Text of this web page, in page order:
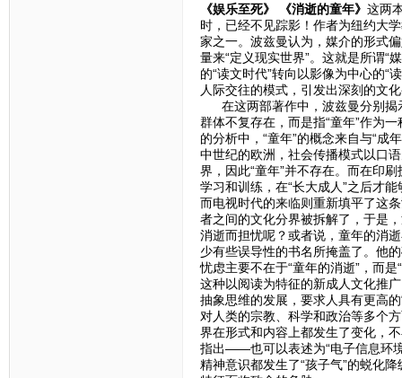
《娱乐至死》 《消逝的童年》 这两
时，已经不见踪影！作者为纽约大
家之一。波兹曼认为，媒介的形式
量来“定义现实世界”。这就是所谓“
的“读文时代”转向以影像为中心的“
人际交往的模式，引发出深刻的文
在这两部著作中，波兹曼分别揭
群体不复存在，而是指“童年”作为
的分析中，“童年”的概念来自与“成
中世纪的欧洲，社会传播模式以口
界，因此“童年”并不存在。而在印
学习和训练，在“长大成人”之后才
而电视时代的来临则重新填平了这
者之间的文化分界被拆解了，于是
消逝而担忧呢？或者说，童年的消
少有些误导性的书名所掩盖了。他
忧虑主要不在于“童年的消逝”，而
这种以阅读为特征的新成人文化推
抽象思维的发展，要求人具有更高
对人类的宗教、科学和政治等多个
界在形式和内容上都发生了变化，
指出——也可以表述为“电子信息环
精神意识都发生了“孩子气”的蜕化